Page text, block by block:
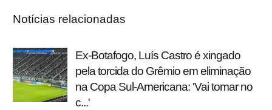
Notícias relacionadas
Ex-Botafogo, Luís Castro é xingado
pela torcida do Grêmio em eliminação
na Copa Sul-Americana: 'Vai tomar no
c...'